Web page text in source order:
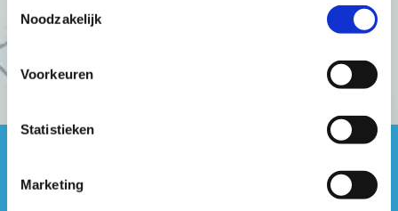
Noodzakelijk
Voorkeuren
Statistieken
Marketing#sportersbelevenmeer